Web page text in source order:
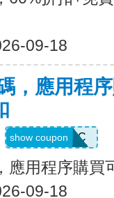
09-18
，應用程
MTFK4CC
show coupon
應用程序購買
09-18